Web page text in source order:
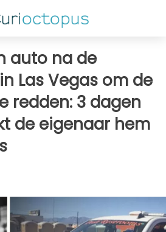
auto na de
Las Vegas om de
redden: 3 dagen
de eigenaar hem